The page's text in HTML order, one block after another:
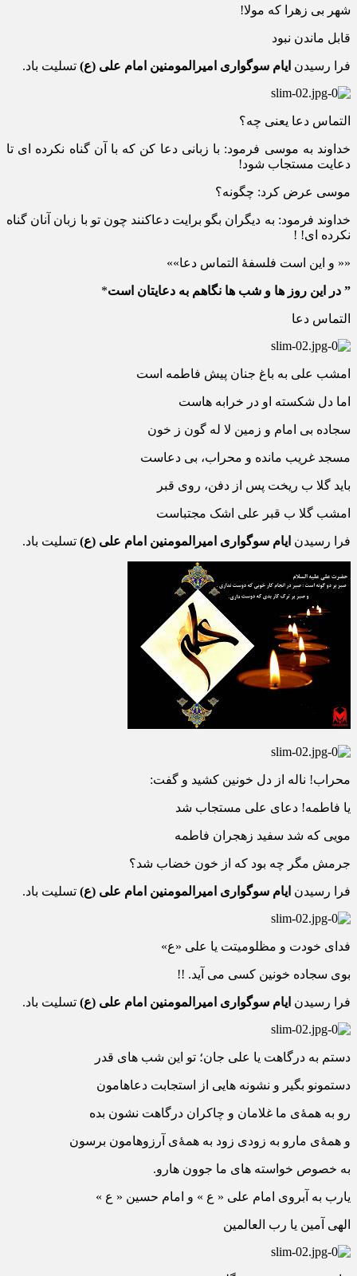
شهر بی زهرا که مولا!
قابل ماندن نبود
فرا رسیدن ایام سوگواری امیرالمومنین امام علی (ع) تسلیت باد.
التماس دعا یعنی چه؟
ﺧﺪﺍﻭﻧﺪ ﺑﻪ ﻣﻮسی ﻓﺮﻣﻮﺩ: ﺑﺎ ﺯﺑﺎنی ﺩﻋﺎ ﻛﻦ ﻛﻪ ﺑﺎ ﺁﻥ ﮔﻨﺎﻩ ﻧﻜﺮﺩﻩ ﺍی ﺗﺎ
ﺩﻋﺎﻳﺖ ﻣﺴﺘﺠﺎﺏ ﺷﻮﺩ!
ﻣﻮسی ﻋﺮﺽ ﻛﺮﺩ: ﭼﮕﻮﻧﻪ؟
ﺧﺪﺍﻭﻧﺪ ﻓﺮﻣﻮﺩ: ﺑﻪ ﺩﻳﮕﺮﺍﻥ ﺑﮕﻮ ﺑﺮﺍﻳﺖ ﺩﻋﺎﻛﻨﻨﺪ ﭼﻮﻥ ﺗﻮ ﺑﺎ ﺯﺑﺎﻥ ﺁﻧﺎﻥ ﮔﻨﺎﻩ
ﻧﻜﺮﺩﻩ ﺍی! !
«« و این است فلسفۀ التماس دعا»»
” در این روز ها و شب ها نگاهم ﺑﻪ ﺩﻋﺎﯾﺘﺎﻥ است*
التماس دعا
ﺍﻣﺸﺐ ﻋﻠﯽ ﺑﻪ ﺑﺎﻍ ﺟﻨﺎﻥ ﭘﯿﺶ ﻓﺎﻃﻤﻪ ﺍﺳﺖ
ﺍﻣﺎ ﺩﻝ ﺷﮑﺴﺘﻪ ﺍﻭ ﺩﺭ ﺧﺮﺍﺑﻪ ﻫﺎﺳﺖ
ﺳﺠﺎﺩﻩ ﺑﯽ ﺍﻣﺎﻡ ﻭ ﺯﻣﯿﻦ ﻻ ﻟﻪ ﮔﻮﻥ ﺯ ﺧﻮﻥ
ﻣﺴﺠﺪ ﻏﺮﯾﺐ ﻣﺎﻧﺪﻩ ﻭ ﻣﺤﺮﺍﺏ، ﺑﯽ ﺩﻋﺎﺳﺖ
ﺑﺎﯾﺪ ﮔﻼ ﺏ ﺭﯾﺨﺖ ﭘﺲ ﺍﺯ ﺩﻓﻦ، ﺭﻭﯼ ﻗﺒﺮ
ﺍﻣﺸﺐ ﮔﻼ ﺏ ﻗﺒﺮ ﻋﻠﯽ ﺍﺷﮏ ﻣﺠﺘﺒﺎﺳﺖ
فرا رسیدن ایام سوگواری امیرالمومنین امام علی (ع) تسلیت باد.
ﻣﺤﺮﺍﺏ! ﻧﺎﻟﻪ ﺍﺯ ﺩﻝ ﺧﻮﻧﯿﻦ ﮐﺸﯿﺪ ﻭ ﮔﻔﺖ:
ﯾﺎ ﻓﺎﻃﻤﻪ! ﺩﻋﺎﯼ ﻋﻠﯽ ﻣﺴﺘﺠﺎﺏ ﺷﺪ
ﻣﻮﯾﯽ ﮐﻪ ﺷﺪ ﺳﻔﯿﺪ ﺯﻫﺠﺮﺍﻥ ﻓﺎﻃﻤﻪ
ﺟﺮﻣﺶ ﻣﮕﺮ ﭼﻪ ﺑﻮﺩ ﮐﻪ ﺍﺯ ﺧﻮﻥ ﺧﻀﺎﺏ ﺷﺪ؟
فرا رسیدن ایام سوگواری امیرالمومنین امام علی (ع) تسلیت باد.
فدای خودت و مظلومیتت یا علی «ع»
بوی سجاده خونین کسی می آید. !!
فرا رسیدن ایام سوگواری امیرالمومنین امام علی (ع) تسلیت باد.
دستم به درگاهت یا علی جان؛ تو این شب های قدر
دستمونو بگیر و نشونه هایی از استجابت دعاهامون
رو به همۀی ما غلامان و چاکران درگاهت نشون بده
و همۀی مارو به زودی زود به همۀی آرزوهامون برسون
به خصوص خواسته های ما جوون هارو.
یارب به آبروی امام علی « ع » و امام حسین « ع »
الهی آمین یا رب العالمین